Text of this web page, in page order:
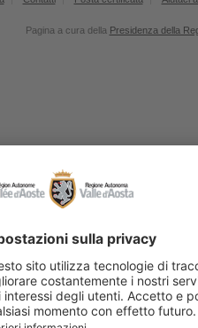
Pagina a cura della Presidenza della